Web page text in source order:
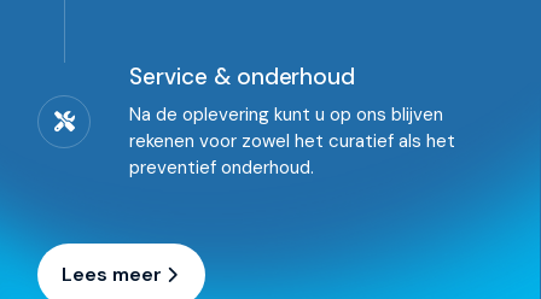
Service & onderhoud
Na de oplevering kunt u op ons blijven
rekenen voor zowel het curatief als het
preventief onderhoud.
Lees meer